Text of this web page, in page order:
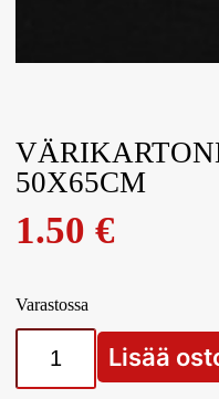
50X65CM
1.50€
Varastossa
Lisää